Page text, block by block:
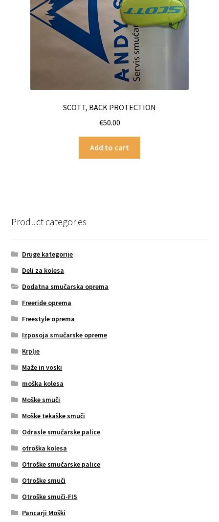
SCOTT, BACK PROTECTION
€50.00
Add to cart
Product categories
Druge kategorije
Deli za kolesa
Dodatna smučarska oprema
Freeride oprema
Freestyle oprema
Izposoja smučarske opreme
Krplje
Maže in voski
moška kolesa
Moške smuči
Moške tekaške smuči
Odrasle smučarske palice
otroška kolesa
Otroške smučarske palice
Otroške smuči
Otroške smuči-FIS
Pancarji Moški